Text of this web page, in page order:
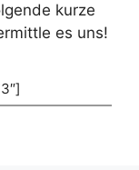
kurze
es uns!